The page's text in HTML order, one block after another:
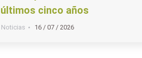
cinco años
Noticias 16 / 07 / 2026